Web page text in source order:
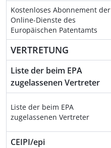
Kostenloses Abonnement der
Online-Dienste des
Europäischen Patentamts
VERTRETUNG
Liste der beim EPA
zugelassenen Vertreter
Liste der beim EPA
zugelassenen Vertreter
CEIPI/epi